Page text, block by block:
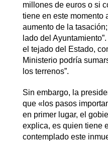
millones de euros o si
tiene en este momento
aumento de la
lado del
el tejado del Estado,
Ministerio podría
los terrenos”.
Sin embargo, la
que «los pasos
en primer lugar, el
explica, es quien tiene
contemplado este